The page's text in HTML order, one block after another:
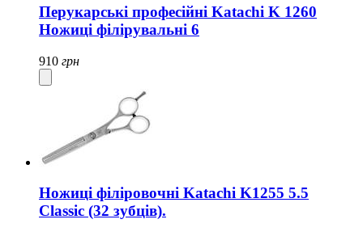
Перукарські професійні Katachi K 1260
Ножиці філірувальні 6
910 грн
Ножиці філіровочні Katachi K1255 5.5
Classic (32 зубців).